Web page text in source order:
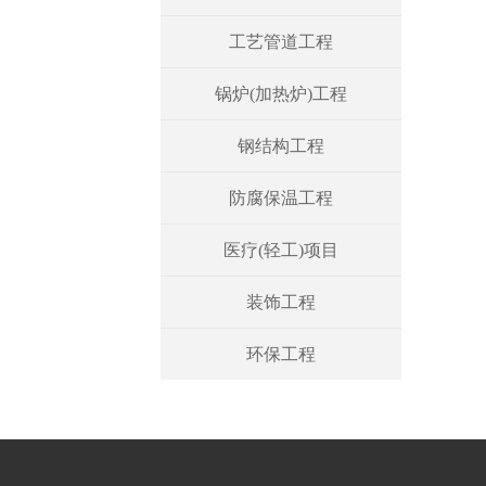
工艺管道工程
锅炉(加热炉)工程
钢结构工程
防腐保温工程
医疗(轻工)项目
装饰工程
环保工程